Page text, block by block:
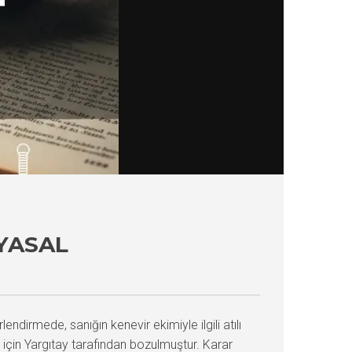
sanığın kenevir ekimiyle ilgili atılı
Yargıtay tarafından bozulmuştur. Karar